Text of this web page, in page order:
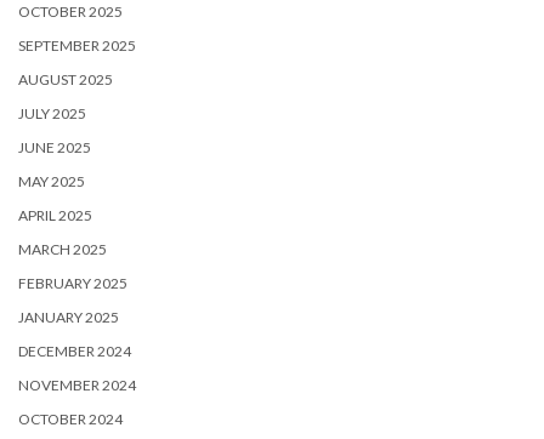
OCTOBER 2025
SEPTEMBER 2025
AUGUST 2025
JULY 2025
JUNE 2025
MAY 2025
APRIL 2025
MARCH 2025
FEBRUARY 2025
JANUARY 2025
DECEMBER 2024
NOVEMBER 2024
OCTOBER 2024